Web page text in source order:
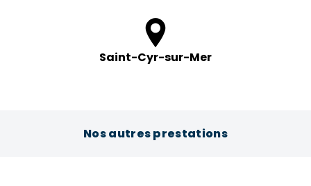
Saint-Cyr-sur-Mer
Nos autres prestations